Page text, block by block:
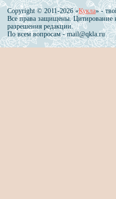
Copyright © 2011-2026 «Кукла» -
Все права защищены. Цитирование
разрешения редакции.
По всем вопросам - mail@qkla.ru